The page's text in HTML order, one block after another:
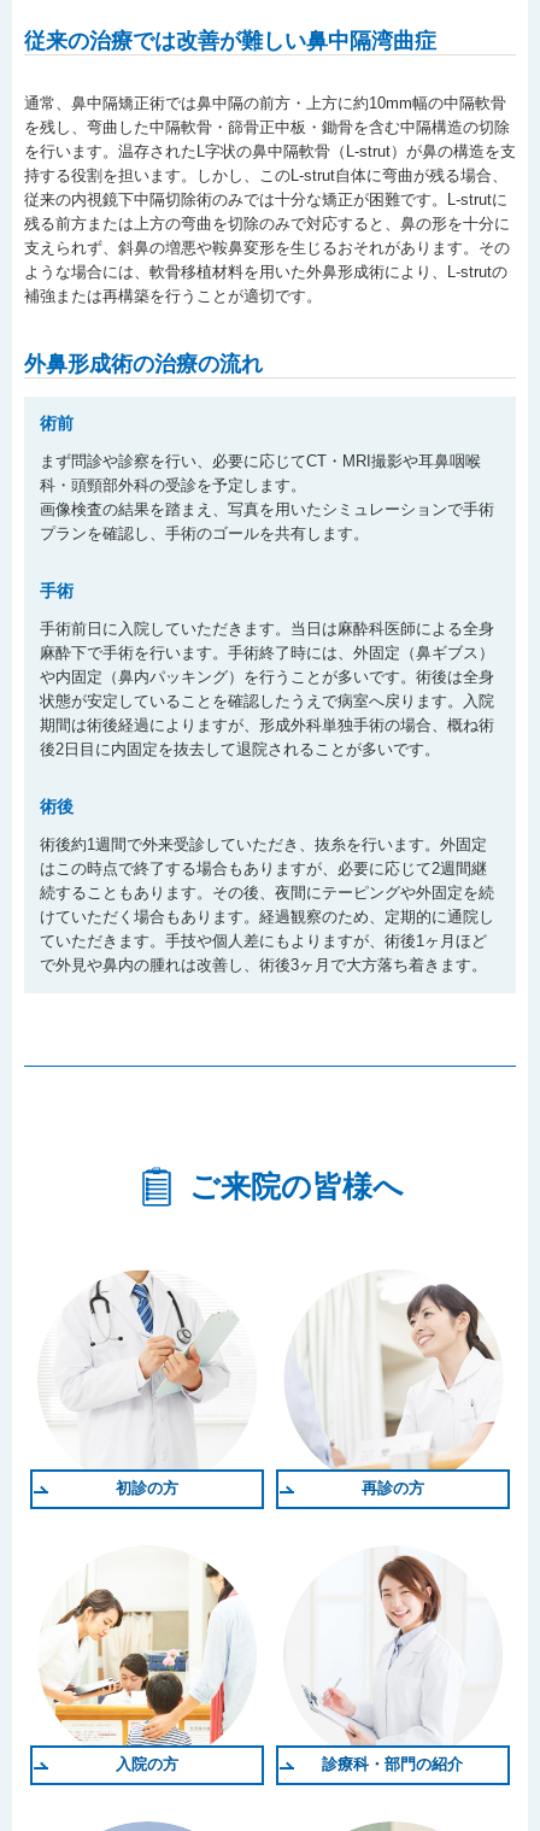
従来の治療では改善が難しい鼻中隔湾曲症
通常、鼻中隔矯正術では鼻中隔の前方・上方に約10mm幅の中隔軟骨
を残し、弯曲した中隔軟骨・篩骨正中板・鋤骨を含む中隔構造の切除
を行います。温存されたL字状の鼻中隔軟骨（L-strut）が鼻の構造を支
持する役割を担います。しかし、このL-strut自体に弯曲が残る場合、
従来の内視鏡下中隔切除術のみでは十分な矯正が困難です。L-strutに
残る前方または上方の弯曲を切除のみで対応すると、鼻の形を十分に
支えられず、斜鼻の増悪や鞍鼻変形を生じるおそれがあります。その
ような場合には、軟骨移植材料を用いた外鼻形成術により、L-strutの
補強または再構築を行うことが適切です。
外鼻形成術の治療の流れ
術前
まず問診や診察を行い、必要に応じてCT・MRI撮影や耳鼻咽喉
科・頭頸部外科の受診を予定します。
画像検査の結果を踏まえ、写真を用いたシミュレーションで手術
プランを確認し、手術のゴールを共有します。
手術
手術前日に入院していただきます。当日は麻酔科医師による全身
麻酔下で手術を行います。手術終了時には、外固定（鼻ギブス）
や内固定（鼻内パッキング）を行うことが多いです。術後は全身
状態が安定していることを確認したうえで病室へ戻ります。入院
期間は術後経過によりますが、形成外科単独手術の場合、概ね術
後2日目に内固定を抜去して退院されることが多いです。
術後
術後約1週間で外来受診していただき、抜糸を行います。外固定
はこの時点で終了する場合もありますが、必要に応じて2週間継
続することもあります。その後、夜間にテーピングや外固定を続
けていただく場合もあります。経過観察のため、定期的に通院し
ていただきます。手技や個人差にもよりますが、術後1ヶ月ほど
で外見や鼻内の腫れは改善し、術後3ヶ月で大方落ち着きます。
ご来院の皆様へ
初診の方 再診の方
入院の方 診療科・部門の紹介